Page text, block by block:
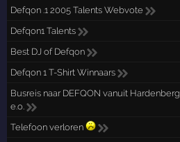
Defqon .1 2005 Talents Webvote
Defqon1 Talents
Best DJ of Defqon
Defqon 1 T-Shirt Winnaars
Busreis naar DEFQON vanuit Hardenberg
e.o.
Telefoon verloren